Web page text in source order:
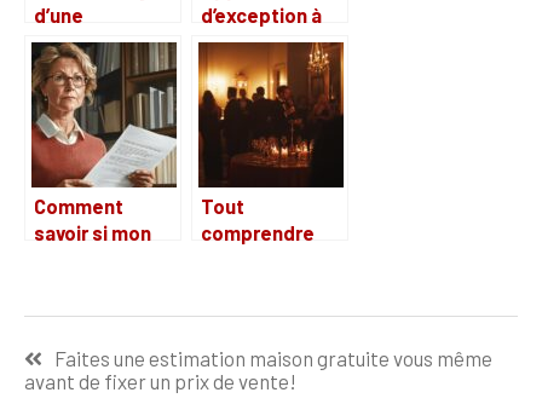
d’une
assurance pour
une entreprise
spécialisée
dans la
construction ?
d’exception à
vendre sur la
Costa brava :
trouvez votre
coin de paradis
Comment
savoir si mon
logement : vos
démarches
Tout
comprendre
l’audience
est-ce
vraiment
de
Faites une estimation maison gratuite vous même
avant de fixer un prix de vente!